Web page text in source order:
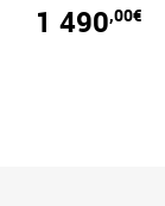
1 490,00€